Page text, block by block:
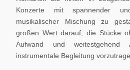
Konzerte mit spannender und
musikalischer Mischung zu
großen Wert darauf, die Stücke
Aufwand und weitestgehend
instrumentale Begleitung